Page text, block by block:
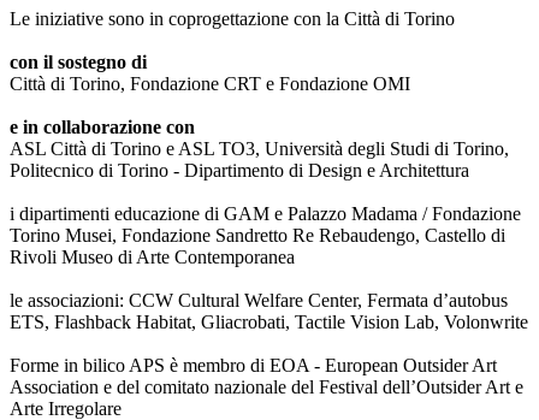
Le iniziative sono in coprogettazione con la Città di Torino
con il sostegno di
Città di Torino, Fondazione CRT e Fondazione OMI
e in collaborazione con
ASL Città di Torino e ASL TO3, Università degli Studi di Torino,
Politecnico di Torino - Dipartimento di Design e Architettura
i dipartimenti educazione di GAM e Palazzo Madama / Fondazione
Torino Musei, Fondazione Sandretto Re Rebaudengo, Castello di
Rivoli Museo di Arte Contemporanea
le associazioni: CCW Cultural Welfare Center, Fermata d’autobus
ETS, Flashback Habitat, Gliacrobati, Tactile Vision Lab, Volonwrite
Forme in bilico APS è membro di EOA - European Outsider Art
Association e del comitato nazionale del Festival dell’Outsider Art e
Arte Irregolare